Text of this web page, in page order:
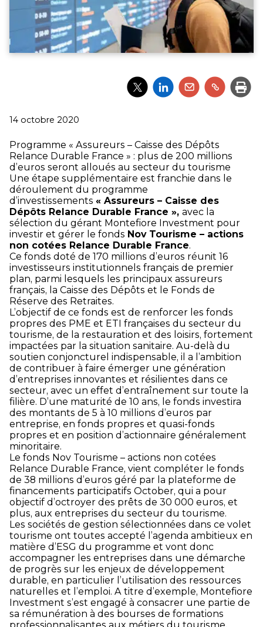
Partager
l'article
Partager
l'article
Partager
l'article
Partager
l'article
Publié
14 octobre 2020
Programme « Assureurs – Caisse des Dépôts
Relance Durable France » : plus de 200 millions
d’euros seront alloués au secteur du tourisme
Une étape supplémentaire est franchie dans le
déroulement du programme
d’investissements « Assureurs – Caisse des
Dépôts Relance Durable France », avec la
sélection du gérant Montefiore Investment pour
investir et gérer le fonds Nov Tourisme – actions
non cotées Relance Durable France.
Ce fonds doté de 170 millions d’euros réunit 16
investisseurs institutionnels français de premier
plan, parmi lesquels les principaux assureurs
français, la Caisse des Dépôts et le Fonds de
Réserve des Retraites.
L’objectif de ce fonds est de renforcer les fonds
propres des PME et ETI françaises du secteur du
tourisme, de la restauration et des loisirs, fortement
impactées par la situation sanitaire. Au-delà du
soutien conjoncturel indispensable, il a l’ambition
de contribuer à faire émerger une génération
d’entreprises innovantes et résilientes dans ce
secteur, avec un effet d’entraînement sur toute la
filière. D’une maturité de 10 ans, le fonds investira
des montants de 5 à 10 millions d’euros par
entreprise, en fonds propres et quasi-fonds
propres et en position d’actionnaire généralement
minoritaire.
Le fonds Nov Tourisme – actions non cotées
Relance Durable France, vient compléter le fonds
de 38 millions d’euros géré par la plateforme de
financements participatifs October, qui a pour
objectif d’octroyer des prêts de 30 000 euros, et
plus, aux entreprises du secteur du tourisme.
Les sociétés de gestion sélectionnées dans ce volet
tourisme ont toutes accepté l’agenda ambitieux en
matière d’ESG du programme et vont donc
accompagner les entreprises dans une démarche
de progrès sur les enjeux de développement
durable, en particulier l’utilisation des ressources
naturelles et l’emploi. A titre d’exemple, Montefiore
Investment s’est engagé à consacrer une partie de
sa rémunération à des bourses de formations
professionnalisantes aux métiers du tourisme.